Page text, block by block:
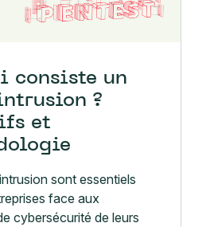
consiste un
?
et
sont essentiels
face aux
cybersécurité de leurs